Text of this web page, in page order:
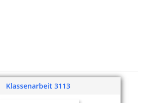
Klassenarbeit 3113